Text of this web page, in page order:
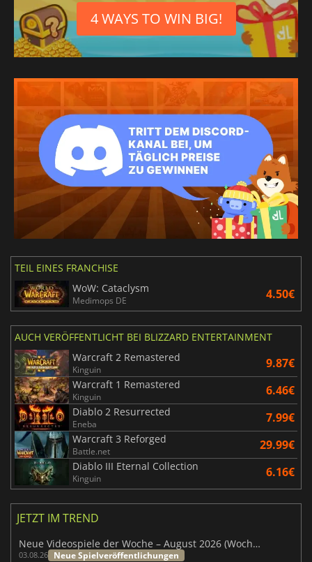
4 WAYS TO WIN BIG!
TEIL EINES FRANCHISE
WoW: Cataclysm
Medimops DE 4.50€
AUCH VERÖFFENTLICHT BEI BLIZZARD ENTERTAINMENT
Warcraft 2 Remastered
Kinguin 9.87€
Warcraft 1 Remastered
Kinguin 6.46€
Diablo 2 Resurrected
Eneba 7.99€
Warcraft 3 Reforged
Battle.net 29.99€
Diablo III Eternal Collection
Kinguin 6.16€
JETZT IM TREND
Neue Videospiele der Woche – August 2026 (Woche 32)
03.08.26 Neue Spielveröffentlichungen